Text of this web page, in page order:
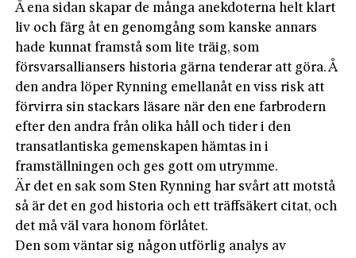
Å ena sidan skapar de många anekdoterna helt klart
liv och färg åt en genomgång som kanske annars
hade kunnat framstå som lite träig, som
försvarsallian­sers historia gärna tenderar att göra. Å
den andra löper Rynning emellanåt en viss risk att
förvirra sin stackars läsare när den ene farbrodern
efter den andra från olika håll och tider i den
transatlantiska gemenskapen hämtas in i
framställningen och ges gott om utrymme.
Är det en sak som Sten Rynning har svårt att motstå
så är det en god historia och ett träffsäkert citat, och
det må väl vara honom förlåtet.
Den som väntar sig någon utförlig analys av